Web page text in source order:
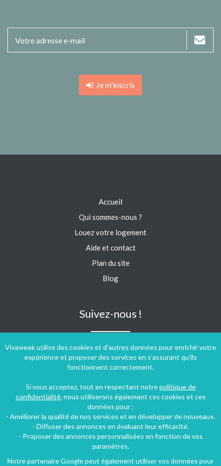
Je m'inscris
Vivaweek utilise des cookies et d'autres données pour enrichir votre
expérience et proposer des services en s'assurant qu'ils
fonctionnent correctement.
Si vous acceptez, tout en respectant notrepolitique de
confidentialité, nous utiliserons également ces cookies et ces
données pour :
- Améliorer la qualité de nos services et en développer de nouveaux.
- Diffuser des annonces en évaluant leur efficacité.
- Proposer des annonces personnalisées en fonction de vos
paramètres.
Notre partenaire Google peut également utiliser vos données pour
Accueil
Qui sommes-nous ?
Louez votre logement
Aide et contact
Plan du site
Blog
Suivez-nous !